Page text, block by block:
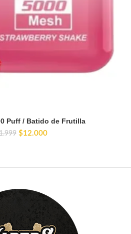
Puff / Batido de Frutilla
El
$12.000El